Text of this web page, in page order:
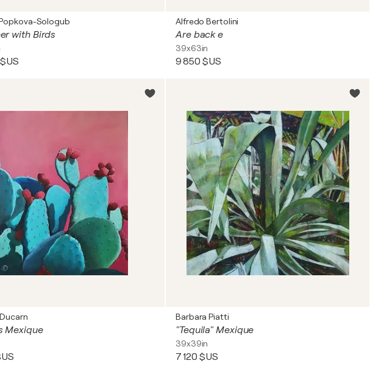
Sologub
with Birds
Alfredo Bertolini
Are back e
39x63in
9 850 $US
Mexique
Barbara Piatti
"Tequila" Mexique
39x39in
7 120 $US